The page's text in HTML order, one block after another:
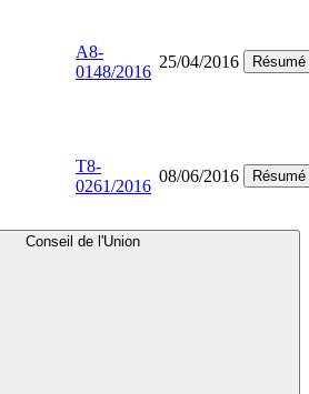
A8-
0148/2016
25/04/2016 Résumé
T8-
0261/2016
08/06/2016 Résumé
Conseil de l'Union